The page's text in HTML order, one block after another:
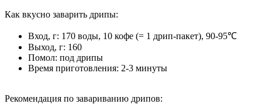
Как вкусно заварить дрипы:
Вход, г: 170 воды, 10 кофе (= 1 дрип-пакет), 90-95℃
Выход, г: 160
Помол: под дрипы
Время приготовления: 2-3 минуты
Рекомендация по завариванию дрипов: